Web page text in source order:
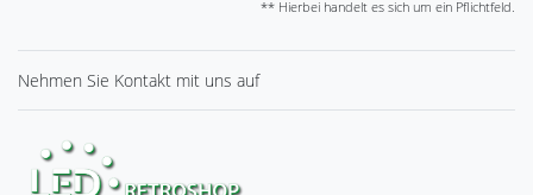
** Hierbei handelt es sich um ein Pflichtfeld.
Nehmen Sie Kontakt mit uns auf